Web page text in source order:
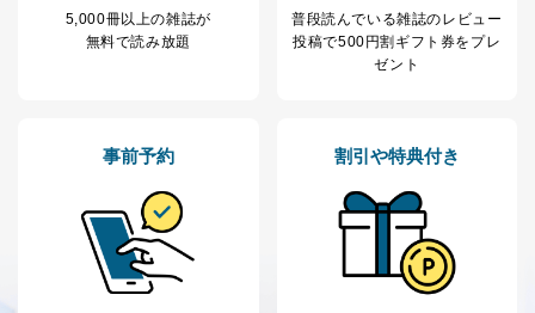
下記書類のうち、いずれかを同封してください。
（本籍地を塗りつぶしたものをご用意下さい。）
利用目的の通知、開示対象個人情報の開示請求につ
いては、1回の申請ごとに手数料、郵送料が必要で
す。
郵送料：860円（内訳：定形110円、書留480円、本
人限定受取郵便270円)
(2024年10月1日現在)
※上記郵送料は国内郵便の場合の費用です。国外へ
5,000冊以上の雑誌が
無料で読み放題
普段読んでいる雑誌のレビュー
投稿で500円割ギフト券をプレ
ゼント
事前予約 割引や特典付き